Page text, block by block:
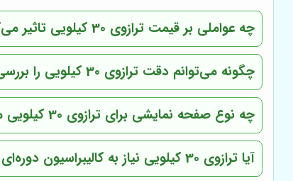
چه عواملی بر قیمت ترازوی 30 کیلویی تاثیر می‌گذارند؟
چگونه می‌توانم دقت ترازوی 30 کیلویی را بررسی کنم؟
چه نوع صفحه نمایشی برای ترازوی 30 کیلویی مناسب‌تر است؟
آیا ترازوی 30 کیلویی نیاز به کالیبراسیون دوره‌ای دارد؟